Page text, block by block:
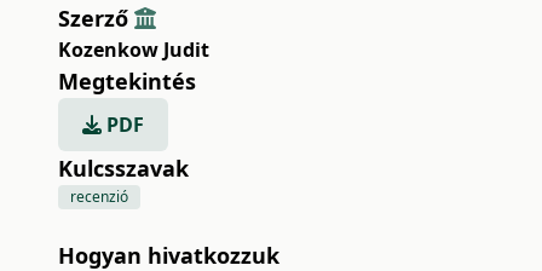
Szerző
Kozenkow Judit
Megtekintés
PDF
Kulcsszavak
recenzió
Hogyan hivatkozzuk